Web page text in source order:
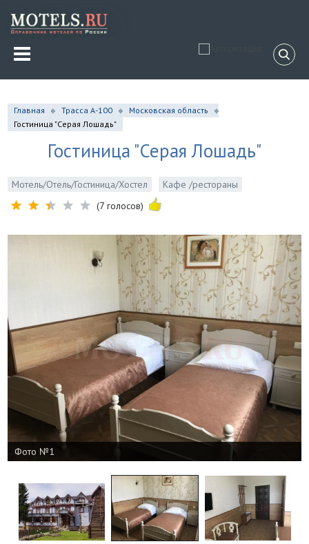
Главная Трасса А-100
Московская область
Гостиница "Серая Лошадь"
Гостиница "Серая Лошадь"
Мотель/Отель/Гостиница/Хостел
Кафе /рестораны
(7 голосов)
Фото №1